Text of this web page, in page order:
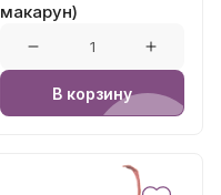
макарун)
В корзину